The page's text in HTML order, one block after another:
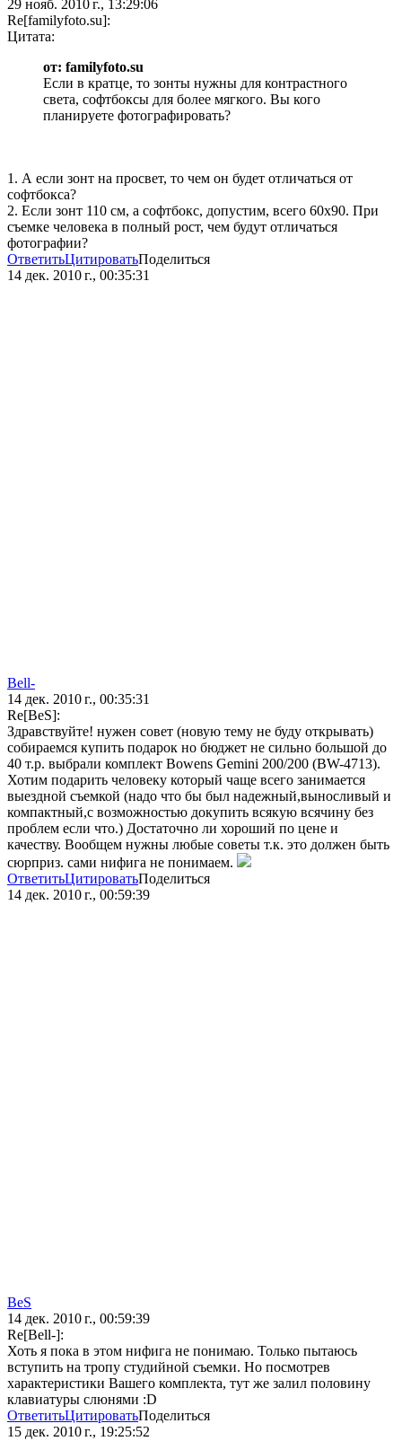
29 нояб. 2010 г., 13:29:06
Re[familyfoto.su]:
Цитата:
от: familyfoto.su
Если в кратце, то зонты нужны для контрастного
света, софтбоксы для более мягкого. Вы кого
планируете фотографировать?
1. А если зонт на просвет, то чем он будет отличаться от
софтбокса?
2. Если зонт 110 см, а софтбокс, допустим, всего 60х90. При
съемке человека в полный рост, чем будут отличаться
фотографии?
ОтветитьЦитироватьПоделиться
14 дек. 2010 г., 00:35:31
Bell-
14 дек. 2010 г., 00:35:31
Re[BeS]:
Здравствуйте! нужен совет (новую тему не буду открывать)
собираемся купить подарок но бюджет не сильно большой до
40 т.р. выбрали комплект Bowens Gemini 200/200 (BW-4713).
Хотим подарить человеку который чаще всего занимается
выездной съемкой (надо что бы был надежный,выносливый и
компактный,с возможностью докупить всякую всячину без
проблем если что.) Достаточно ли хороший по цене и
качеству. Вообщем нужны любые советы т.к. это должен быть
сюрприз. сами нифига не понимаем.
ОтветитьЦитироватьПоделиться
14 дек. 2010 г., 00:59:39
BeS
14 дек. 2010 г., 00:59:39
Re[Bell-]:
Хоть я пока в этом нифига не понимаю. Только пытаюсь
вступить на тропу студийной съемки. Но посмотрев
характеристики Вашего комплекта, тут же залил половину
клавиатуры слюнями :D
ОтветитьЦитироватьПоделиться
15 дек. 2010 г., 19:25:52